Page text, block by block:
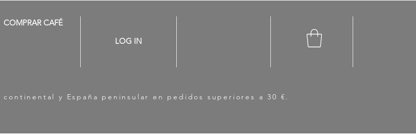
COMPRAR CAFÉ
LOG IN
y España peninsular en pedidos superiores a 30 €.